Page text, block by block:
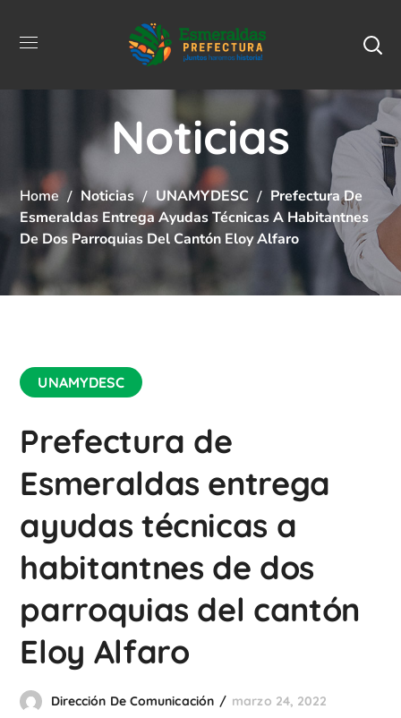
Noticias
Home Noticias UNAMYDESC
Prefectura De
Esmeraldas Entrega Ayudas Técnicas A Habitantnes
De Dos Parroquias Del Cantón Eloy Alfaro
UNAMYDESC
Prefectura de
Esmeraldas entrega
ayudas técnicas a
habitantnes de dos
parroquias del cantón
Eloy Alfaro
Dirección De Comunicación marzo 24, 2022